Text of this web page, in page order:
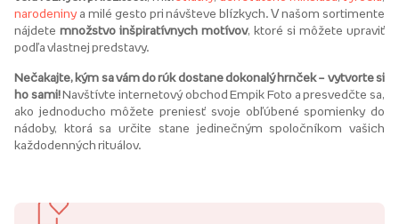
narodeninya milé gesto pri návšteve blízkych. V našom sortimente
nájdete množstvo inšpiratívnych motívov, ktoré si môžete upraviť
podľa vlastnej predstavy.
Nečakajte, kým sa vám do rúk dostane dokonalý hrnček – vytvorte si
ho sami!Navštívte internetový obchod Empik Foto a presvedčte sa,
ako jednoducho môžete preniesť svoje obľúbené spomienky do
nádoby, ktorá sa určite stane jedinečným spoločníkom vašich
každodenných rituálov.